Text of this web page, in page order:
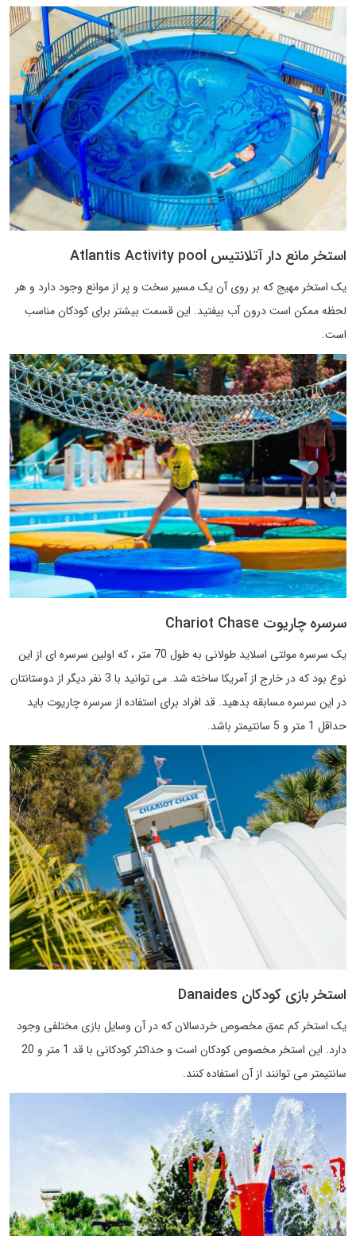
استخر مانع دار آتلانتیس Atlantis Activity pool
یک استخر مهیج که بر روی آن یک مسیر سخت و پر از موانع وجود دارد و هر
لحظه ممکن است درون آب بیفتید. این قسمت بیشتر برای کودکان مناسب
است.
سرسره چاریوت Chariot Chase
یک سرسره مولتی اسلاید طولانی به طول 70 متر ، که اولین سرسره ای از این
نوع بود که در خارج از آمریکا ساخته شد. می توانید با 3 نفر دیگر از دوستانتان
در این سرسره مسابقه بدهید. قد افراد برای استفاده از سرسره چاریوت باید
حداقل 1 متر و 5 سانتیمتر باشد.
استخر بازی کودکان Danaides
یک استخر کم عمق مخصوص خردسالان که در آن وسایل بازی مختلفی وجود
دارد. این استخر مخصوص کودکان است و حداکثر کودکانی با قد 1 متر و 20
سانتیمتر می توانند از آن استفاده کنند.